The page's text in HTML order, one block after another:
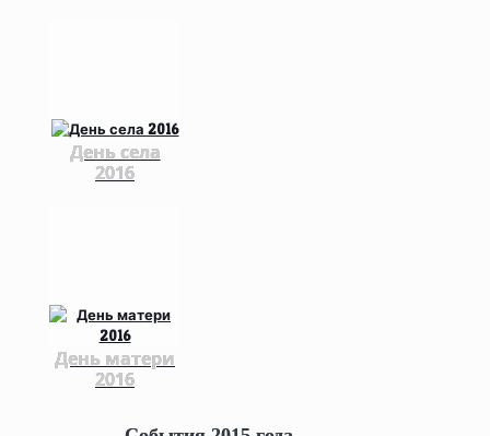
День села
2016
День матери
2016